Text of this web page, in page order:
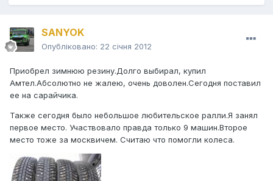
SANYOK
Опубліковано: 22 січня 2012
Приобрел зимнюю резину.Долго выбирал, купил
Амтел.Абсолютно не жалею, очень доволен.Сегодня поставил
ее на сарайчика.
Также сегодня было небольшое любительское ралли.Я занял
первое место. Участвовало правда только 9 машин.Второе
место тоже за москвичем. Считаю что помогли колеса.